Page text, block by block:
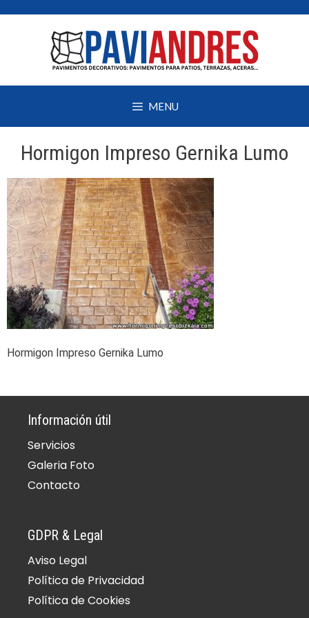
contenido
MENU
Hormigon Impreso Gernika Lumo
Hormigon Impreso Gernika Lumo
Información útil
Servicios
Galeria Foto
Contacto
GDPR & Legal
Aviso Legal
Política de Privacidad
Política de Cookies